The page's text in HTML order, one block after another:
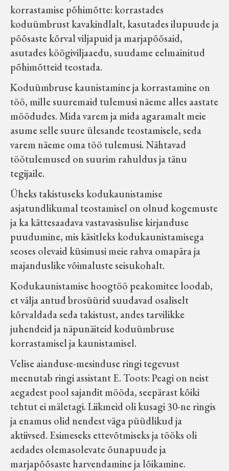
korrastamise põhimõtte: korrastades
koduümbrust kavakindlalt, kasutades ilupuude ja
põõsaste kõrval viljapuid ja marjapõõsaid,
asutades köögiviljaaedu, suudame eelmainitud
põhimõtteid teostada.
Koduümbruse kaunistamine ja korrastamine on
töö, mille suuremaid tulemusi näeme alles aastate
möödudes. Mida varem ja mida agaramalt meie
asume selle suure ülesande teostamisele, seda
varem näeme oma töö tulemusi. Nähtavad
töötulemused on suurim rahuldus ja tänu
tegijaile.
Üheks takistuseks kodukaunistamise
asjatundlikumal teostamisel on olnud kogemuste
ja ka kättesaadava vastavasisulise kirjanduse
puudumine, mis käsitleks kodukaunistamisega
seoses olevaid küsimusi meie rahva omapära ja
majanduslike võimaluste seisukohalt.
Kodukaunistamise hoogtöö peakomitee loodab,
et välja antud brosüürid suudavad osaliselt
kõrvaldada seda takistust, andes tarvilikke
juhendeid ja näpunäiteid koduümbruse
korrastamisel ja kaunistamisel.
Velise aianduse-mesinduse ringi tegevust
meenutab ringi assistant E. Toots: Peagi on neist
aegadest pool sajandit mööda, seepärast kõiki
tehtut ei mäletagi. Liikmeid oli kusagi 30-ne ringis
ja enamus olid nendest väga püüdlikud ja
aktiivsed. Esimeseks ettevõtmiseks ja tööks oli
aedades olemasolevate õunapuude ja
marjapõõsaste harvendamine ja lõikamine.